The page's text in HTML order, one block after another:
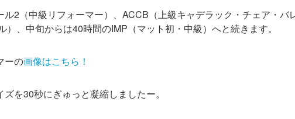
ル2（中級リフォーマー）、ACCB（上級キャデラック・チェア・バ
）、中旬からは40時間のIMP（マット初・中級）へと続きます。
ーの画像はこちら！
を30秒にぎゅっと凝縮しましたー。